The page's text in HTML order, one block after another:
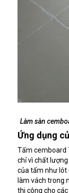
Làm sàn
Ứng dụng
Tấm cemboard
chỉ vì chất
của tấm như lót
làm vách trong
thi công cho